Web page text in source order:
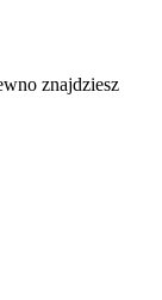
znajdziesz